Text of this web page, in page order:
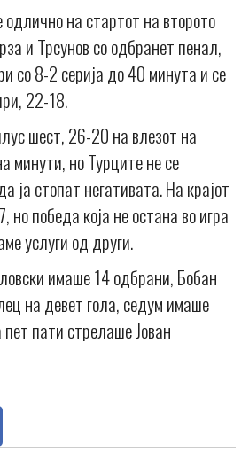
на стартот на второто
и Трсунов со одбранет пенал,
со 8-2 серија до 40 минута и се
22-18.
шест, 26-20 на влезот на
минути, но Турците не се
ја стопат негативата. На крајот
победа која не остана во игра
услуги од други.
имаше 14 одбрани, Бобан
на девет гола, седум имаше
пати стрелаше Јован